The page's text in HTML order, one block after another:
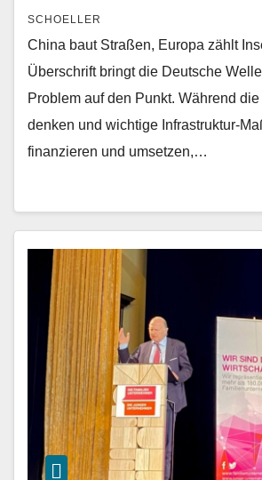
SCHOELLER
China baut Straßen, Europa zählt
Überschrift bringt die Deutsche
Problem auf den Punkt. Während
denken und wichtige Infrastruktur-
finanzieren und umsetzen,…